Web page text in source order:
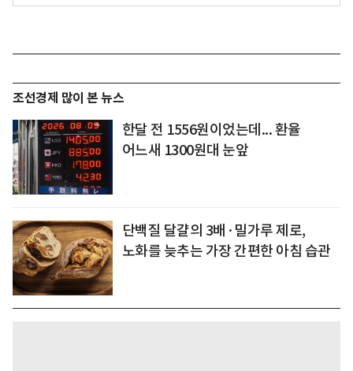
조선경제 많이 본 뉴스
한달 전 1556원이었는데... 환율
어느새 1300원대 눈앞
단백질 달걀의 3배·밀가루 제로,
노화를 늦추는 가장 간편한 아침 습관